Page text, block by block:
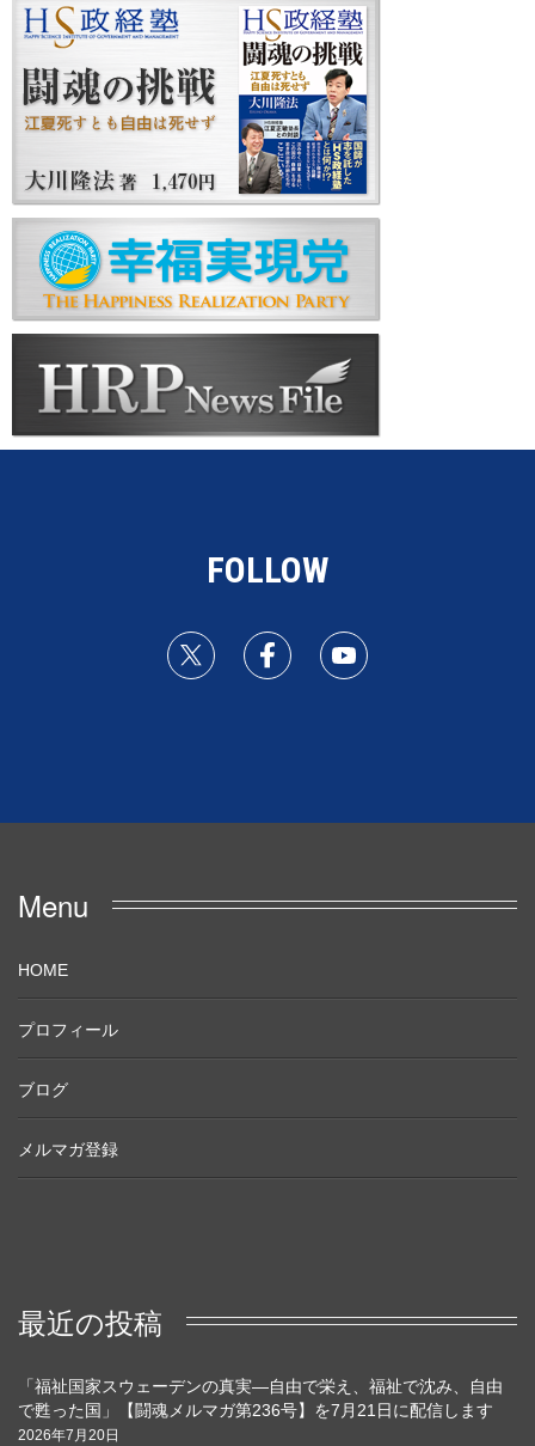
FOLLOW
Menu
HOME
プロフィール
ブログ
メルマガ登録
最近の投稿
「福祉国家スウェーデンの真実―自由で栄え、福祉で沈み、自由
で甦った国」【闘魂メルマガ第236号】を7月21日に配信します
2026年7月20日